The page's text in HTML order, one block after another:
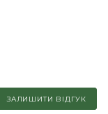
ЗАЛИШИТИ ВІДГУК